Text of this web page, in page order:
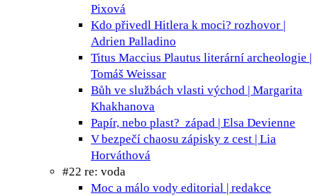
Pixová
Kdo přivedl Hitlera k moci? rozhovor |
Adrien Palladino
Titus Maccius Plautus literární archeologie |
Tomáš Weissar
Bůh ve službách vlasti východ | Margarita
Khakhanova
Papír, nebo plast? západ | Elsa Devienne
V bezpečí chaosu zápisky z cest | Lia
Horváthová
#22 re: voda
Moc a málo vody editorial | redakce